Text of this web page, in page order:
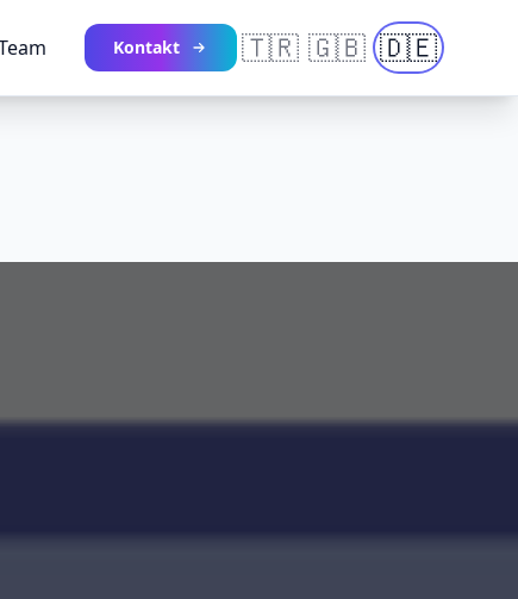
Kontakt 🇹🇷 🇬🇧 🇩🇪